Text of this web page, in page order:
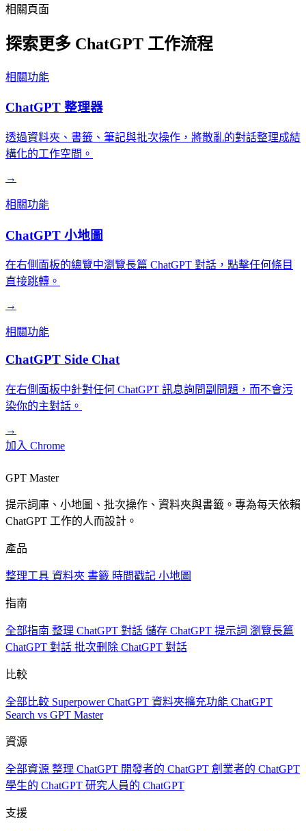
相關頁面
探索更多 ChatGPT 工作流程
相關功能
ChatGPT 整理器
透過資料夾、書籤、筆記與批次操作，將散亂的對話整理成結
構化的工作空間。
→
相關功能
ChatGPT 小地圖
在右側面板的總覽中瀏覽長篇 ChatGPT 對話，點擊任何條目
直接跳轉。
→
相關功能
ChatGPT Side Chat
在右側面板中針對任何 ChatGPT 訊息詢問副問題，而不會污
染你的主對話。
→
加入 Chrome
GPT Master
提示詞庫、小地圖、批次操作、資料夾與書籤。專為每天依賴
ChatGPT 工作的人而設計。
產品
整理工具 資料夾 書籤 時間戳記 小地圖
指南
全部指南 整理 ChatGPT 對話 儲存 ChatGPT 提示詞 瀏覽長篇
ChatGPT 對話 批次刪除 ChatGPT 對話
比較
全部比較 Superpower ChatGPT 資料夾擴充功能 ChatGPT
Search vs GPT Master
資源
全部資源 整理 ChatGPT 開發者的 ChatGPT 創業者的 ChatGPT
學生的 ChatGPT 研究人員的 ChatGPT
支援